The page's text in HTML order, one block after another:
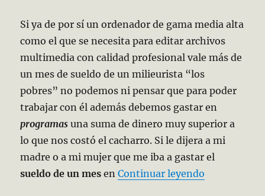
Si ya de por sí un ordenador de gama media alta
como el que se necesita para editar archivos
multimedia con calidad profesional vale más de
un mes de sueldo de un milieurista “los
pobres” no podemos ni pensar que para poder
trabajar con él además debemos gastar en
programas una suma de dinero muy superior a
lo que nos costó el cacharro. Si le dijera a mi
madre o a mi mujer que me iba a gastar el
sueldo de un mes enContinuar leyendo